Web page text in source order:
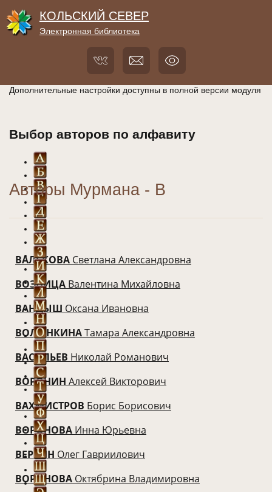
КОЛЬСКИЙ СЕВЕР
Электронная библиотека
Дополнительные настройки доступны в полной версии модуля
Выбор авторов по алфавиту
Авторы Мурмана - В
ВАЛЬКОВА Светлана Александровна
ВОЗНИЦА Валентина Михайловна
ВАНДЫШ Оксана Ивановна
ВОЛЫНКИНАТамара Александровна
ВАСИЛЬЕВ Николай Романович
ВОРОНИН Алексей Викторович
ВАХМИСТРОВ Борис Борисович
ВОРОНОВА Инна Юрьевна
ВЕРБИН Олег Гавриилович
ВОРОНОВА Октябрина Владимировна